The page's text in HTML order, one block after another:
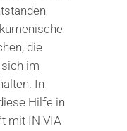
die
im
In
Hilfe in
mit IN VIA